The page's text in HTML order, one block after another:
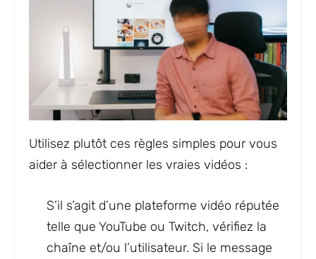
Utilisez plutôt ces règles simples pour vous
aider à sélectionner les vraies vidéos :
S’il s’agit d’une plateforme vidéo réputée
telle que YouTube ou Twitch, vérifiez la
chaîne et/ou l’utilisateur. Si le message